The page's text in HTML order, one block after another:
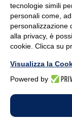
Supporto tecnico
Lavora con noi
Termini e
Note Legali
tecnologie simili
personali come,
personalizzazione
alla privacy, è
cookie. Clicca su
Visualizza la
Powered by